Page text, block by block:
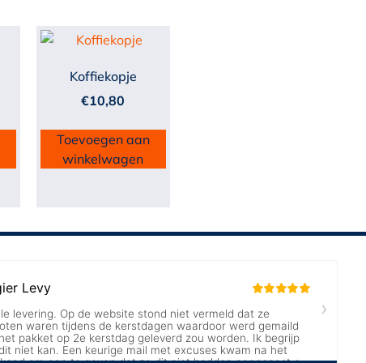
Koffiekopje
€10,80
Toevoegen aan
winkelwagen